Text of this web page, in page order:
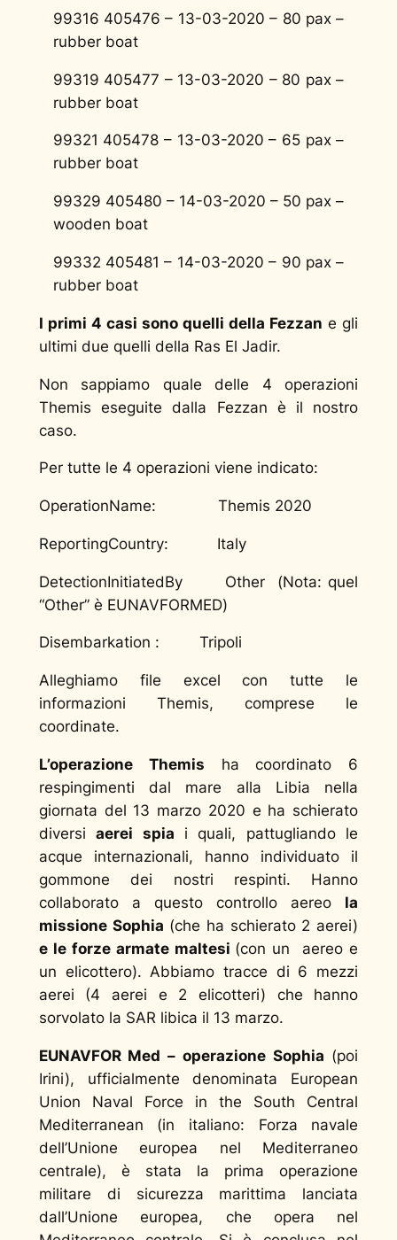
99316 405476 – 13-03-2020 – 80 pax –
rubber boat
99319 405477 – 13-03-2020 – 80 pax –
rubber boat
99321 405478 – 13-03-2020 – 65 pax –
rubber boat
99329 405480 – 14-03-2020 – 50 pax –
wooden boat
99332 405481 – 14-03-2020 – 90 pax –
rubber boat
I primi 4 casi sono quelli della Fezzan e gli
ultimi due quelli della Ras El Jadir.
Non sappiamo quale delle 4 operazioni
Themis eseguite dalla Fezzan è il nostro
caso.
Per tutte le 4 operazioni viene indicato:
OperationName: Themis 2020
ReportingCountry: Italy
DetectionInitiatedBy Other (Nota: quel
“Other” è EUNAVFORMED)
Disembarkation : Tripoli
Alleghiamo file excel con tutte le
informazioni Themis, comprese le
coordinate.
L’operazione Themis ha coordinato 6
respingimenti dal mare alla Libia nella
giornata del 13 marzo 2020 e ha schierato
diversiaerei spia i quali, pattugliando le
acque internazionali, hanno individuato il
gommone dei nostri respinti. Hanno
collaborato a questo controllo aereo la
missione Sophia (che ha schierato 2 aerei)
e le forze armate maltesi (con un aereo e
un elicottero). Abbiamo tracce di 6 mezzi
aerei (4 aerei e 2 elicotteri) che hanno
sorvolato la SAR libica il 13 marzo.
EUNAVFOR Med – operazione Sophia (poi
Irini), ufficialmente denominata European
Union Naval Force in the South Central
Mediterranean (in italiano: Forza navale
dell’Unione europea nel Mediterraneo
centrale), è stata la prima operazione
militare di sicurezza marittima lanciata
dall’Unione europea, che opera nel